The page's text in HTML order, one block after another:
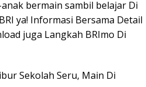
bermain sambil belajar Di
ya! Informasi Bersama Detail
juga Langkah BRImo Di
Sekolah Seru, Main Di